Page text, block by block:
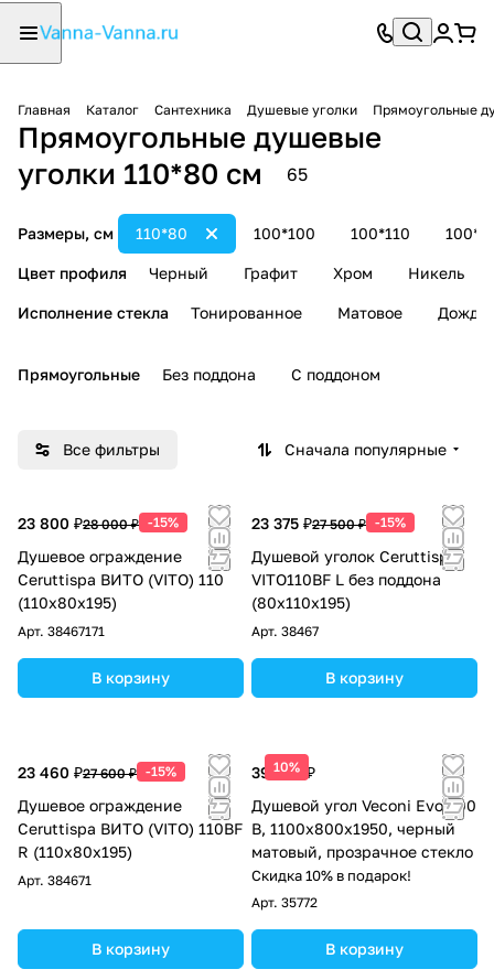
Главная Каталог Сантехника Душевые уголки Прямоугольные
Прямоугольные душевые
уголки 110*80 см
65
Размеры, см 100*100 100*110
110*80
Цвет профиля Черный Графит Хром Никель
Исполнение стекла Тонированное Матовое Дождь
Прямоугольные Без поддона С поддоном
Все фильтры Сначала популярные
23 800 ₽28 000 ₽ -15%
Душевое ограждение
Ceruttispa ВИТО (VITO) 110
(110x80x195)
Арт. 38467171
В корзину
23 375 ₽27 500 ₽ -15%
Душевой уголок Ceruttispa
VITO110BF L без поддона
(80x110x195)
Арт. 38467
В корзину
23 460 ₽27 600 ₽ -15%
Душевое ограждение
Ceruttispa ВИТО (VITO) 110BF
R (110x80x195)
Арт. 384671
В корзину
10%
39 245 ₽
Душевой угол Veconi Evo 300
B, 1100х800x1950, черный
матовый, прозрачное стекло
Скидка 10% в подарок!
Арт. 35772
В корзину